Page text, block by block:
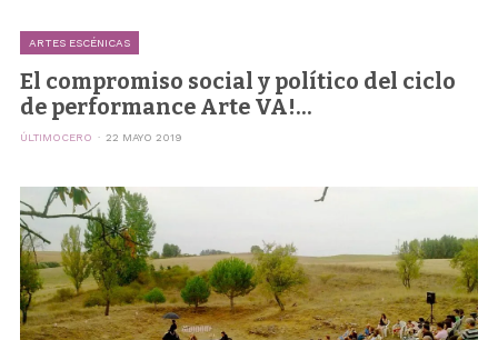
ARTES ESCÉNICAS
El compromiso social y político del ciclo
de performance Arte VA!...
ÚLTIMOCERO 22 MAYO 2019